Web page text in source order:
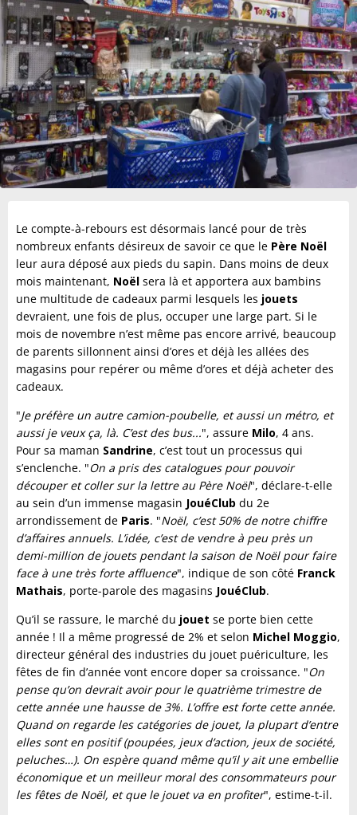
Le compte-à-rebours est désormais lancé pour de très
nombreux enfants désireux de savoir ce que le Père Noël
leur aura déposé aux pieds du sapin. Dans moins de deux
mois maintenant, Noël sera là et apportera aux bambins
une multitude de cadeaux parmi lesquels les jouets
devraient, une fois de plus, occuper une large part. Si le
mois de novembre n’est même pas encore arrivé, beaucoup
de parents sillonnent ainsi d’ores et déjà les allées des
magasins pour repérer ou même d’ores et déjà acheter des
cadeaux.
"Je préfère un autre camion-poubelle, et aussi un métro, et
aussi je veux ça, là. C’est des bus...", assure Milo, 4 ans.
Pour sa maman Sandrine, c’est tout un processus qui
s’enclenche. "On a pris des catalogues pour pouvoir
découper et coller sur la lettre au Père Noël", déclare-t-elle
au sein d’un immense magasin JouéClub du 2e
arrondissement de Paris. "Noël, c’est 50% de notre chiffre
d’affaires annuels. L’idée, c’est de vendre à peu près un
demi-million de jouets pendant la saison de Noël pour faire
face à une très forte affluence", indique de son côté Franck
Mathais, porte-parole des magasins JouéClub.
Qu’il se rassure, le marché du jouet se porte bien cette
année ! Il a même progressé de 2% et selon Michel Moggio,
directeur général des industries du jouet puériculture, les
fêtes de fin d’année vont encore doper sa croissance. "On
pense qu’on devrait avoir pour le quatrième trimestre de
cette année une hausse de 3%. L’offre est forte cette année.
Quand on regarde les catégories de jouet, la plupart d’entre
elles sont en positif (poupées, jeux d’action, jeux de société,
peluches…). On espère quand même qu’il y ait une embellie
économique et un meilleur moral des consommateurs pour
les fêtes de Noël, et que le jouet va en profiter", estime-t-il.